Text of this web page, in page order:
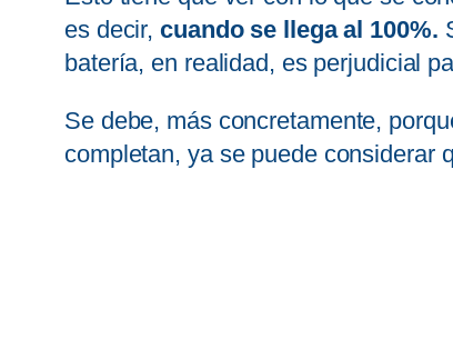
es decir,cuando se llega al 100%.
batería, en realidad, es perjudicial
Se debe, más concretamente,
completan, ya se puede considerar